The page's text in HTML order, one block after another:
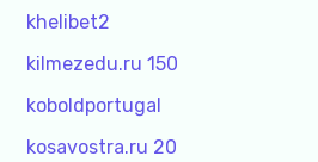
khelibet2
kilmezedu.ru 150
koboldportugal
kosavostra.ru 20